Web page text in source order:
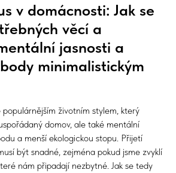
v domácnosti: Jak se
věcí a
jasnosti a
minimalistickým
životním stylem, který
domov, ale také mentální
a menší ekologickou stopu. Přijetí
být snadné, zejména pokud jsme zvyklí
nám připadají nezbytné. Jak se tedy